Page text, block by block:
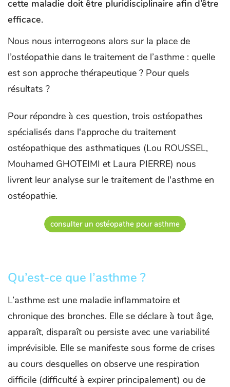
cette maladie doit être pluridisciplinaire afin d’être
efficace.
Nous nous interrogeons alors sur la place de
l’ostéopathie dans le traitement de l’asthme : quelle
est son approche thérapeutique ? Pour quels
résultats ?
Pour répondre à ces question, trois ostéopathes
spécialisés dans l'approche du traitement
ostéopathique des asthmatiques (Lou ROUSSEL,
Mouhamed GHOTEIMI et Laura PIERRE) nous
livrent leur analyse sur le traitement de l'asthme en
ostéopathie.
consulter un ostéopathe pour asthme
Qu’est-ce que l’asthme ?
L’asthme est une maladie inflammatoire et
chronique des bronches. Elle se déclare à tout âge,
apparaît, disparaît ou persiste avec une variabilité
imprévisible. Elle se manifeste sous forme de crises
au cours desquelles on observe une respiration
difficile (difficulté à expirer principalement) ou de